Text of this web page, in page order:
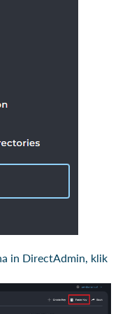
in DirectAdmin, klik